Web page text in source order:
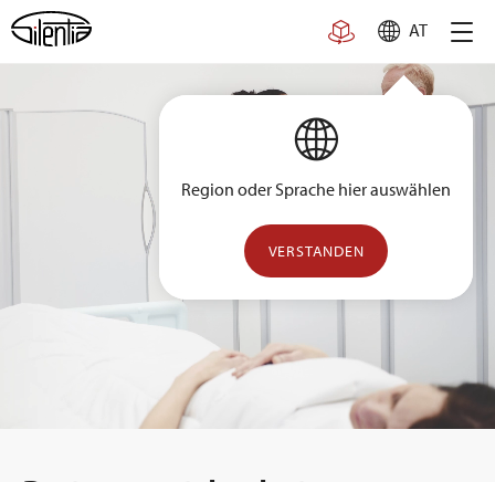
Skip
to
AT
Region oder Sprache hier auswählen
VERSTANDEN